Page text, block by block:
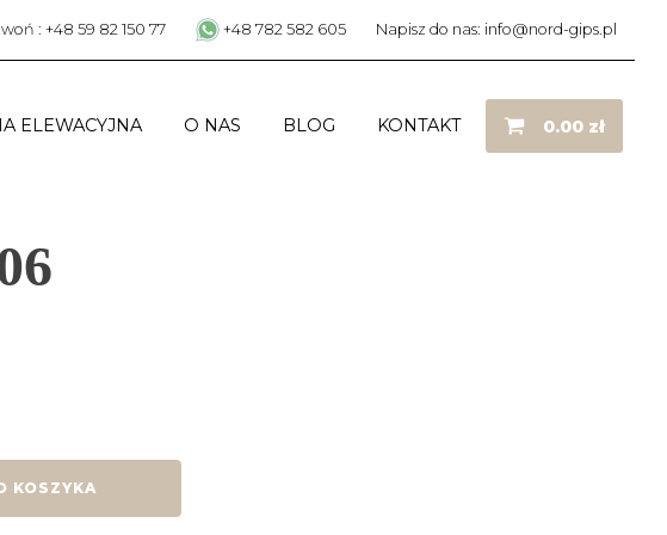
: +48 59 82 150 77 +48 782 582 605 Napisz do nas: info@nord-gips.pl
ELEWACYJNA O NAS BLOG KONTAKT 0.00 zł
KOSZYKA